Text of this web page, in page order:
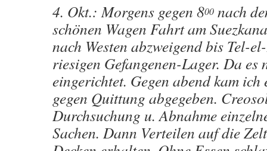
4. Okt.: Morgens gegen 800 nach
schönen Wagen Fahrt am
nach Westen abzweigend bis Tel-
riesigen Gefangenen-Lager. Da es
eingerichtet. Gegen abend kam ich
gegen Quittung abgegeben.
Durchsuchung u. Abnahme
Sachen. Dann Verteilen auf die